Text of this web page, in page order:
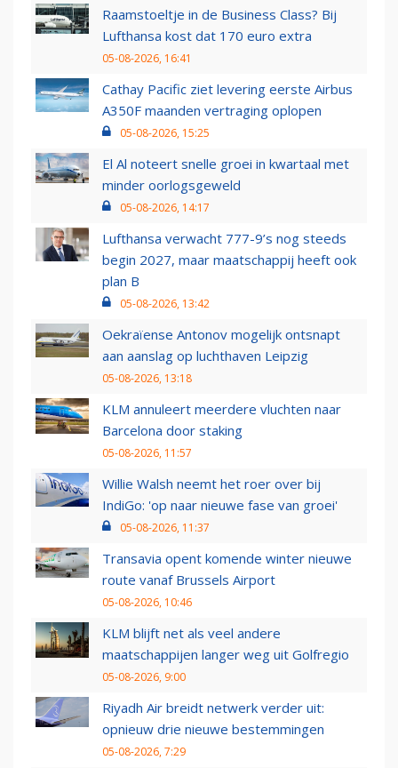
Raamstoeltje in de Business Class? Bij
Lufthansa kost dat 170 euro extra
05-08-2026, 16:41
Cathay Pacific ziet levering eerste Airbus
A350F maanden vertraging oplopen
05-08-2026, 15:25
El Al noteert snelle groei in kwartaal met
minder oorlogsgeweld
05-08-2026, 14:17
Lufthansa verwacht 777-9’s nog steeds
begin 2027, maar maatschappij heeft ook
plan B
05-08-2026, 13:42
Oekraïense Antonov mogelijk ontsnapt
aan aanslag op luchthaven Leipzig
05-08-2026, 13:18
KLM annuleert meerdere vluchten naar
Barcelona door staking
05-08-2026, 11:57
Willie Walsh neemt het roer over bij
IndiGo: 'op naar nieuwe fase van groei'
05-08-2026, 11:37
Transavia opent komende winter nieuwe
route vanaf Brussels Airport
05-08-2026, 10:46
KLM blijft net als veel andere
maatschappijen langer weg uit Golfregio
05-08-2026, 9:00
Riyadh Air breidt netwerk verder uit:
opnieuw drie nieuwe bestemmingen
05-08-2026, 7:29